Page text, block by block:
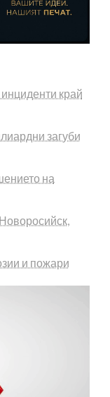
край
загуби
на
и пожари